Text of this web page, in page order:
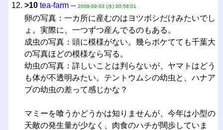
>10 tea-farm-- 2008-09-03 (水) 00:58:01
卵の写真：一カ所に産むのはヨツボシだけみたいでし
ょ。実際に、一つずつ産んでるのもある。
成虫の写真：頭に模様がない。幾らボケてても千葉大
の写真ほどの模様なら写る。
幼虫の写真：詳しいことは判らないが、ヤマトはどう
も体が不透明みたい。テントウムシの幼虫と、ハナア
ブの幼虫の差って感じかな？
マミーを喰うかどうかは知りませんが、今年は小型の
天敵の発生量が少なく、肉食のハチが闊歩していま